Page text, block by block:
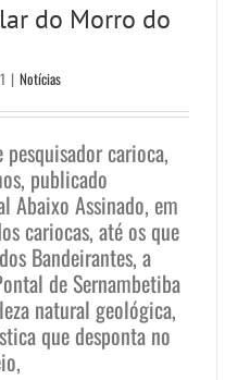
do Morro do
| Notícias
carioca,
publicado
Abaixo Assinado, em
cariocas, até os que
Bandeirantes, a
de Sernambetiba
natural geológica,
que desponta no